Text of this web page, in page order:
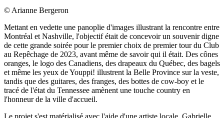
© Arianne Bergeron
Mettant en vedette une panoplie d'images illustrant la rencontre entre
Montréal et Nashville, l'objectif était de concevoir un souvenir digne
de cette grande soirée pour le premier choix de premier tour du Club
au Repêchage de 2023, avant même de savoir qui il était. Des cônes
oranges, le logo des Canadiens, des drapeaux du Québec, des bagels
et même les yeux de Youppi! illustrent la Belle Province sur la veste,
tandis que des guitares, des franges, des bottes de cow-boy et le
tracé de l'état du Tennessee amènent une touche country en
l'honneur de la ville d'accueil.
Le projet s'est matérialisé avec l'aide d'une artiste locale, Gabrielle